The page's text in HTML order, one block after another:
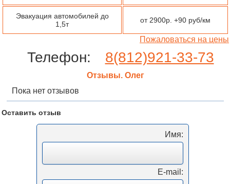
Эвакуация автомобилей до
1,5т
от 2900р. +90 руб/км
Пожаловаться на цены
Телефон: 8(812)921-33-73
Отзывы. Олег
Пока нет отзывов
Оставить отзыв
Имя:
Е-mail: